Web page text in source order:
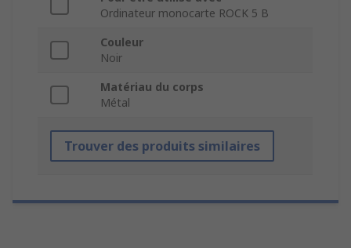
Ordinateur monocarte ROCK 5 B
Couleur
Noir
Matériau du corps
Métal
Trouver des produits similaires